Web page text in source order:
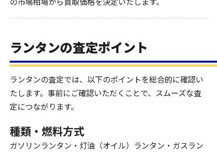
ランタンの査定ポイント
ランタンの査定では、以下のポイントを総合的に確認い
たします。事前にご確認いただくことで、スムーズな査
定につながります。
種類・燃料方式
ガソリンランタン・灯油（オイル）ランタン・ガスラン